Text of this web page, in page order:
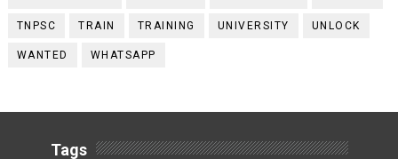
TNPSC TRAIN TRAINING UNIVERSITY UNLOCK
WANTED WHATSAPP
Tags